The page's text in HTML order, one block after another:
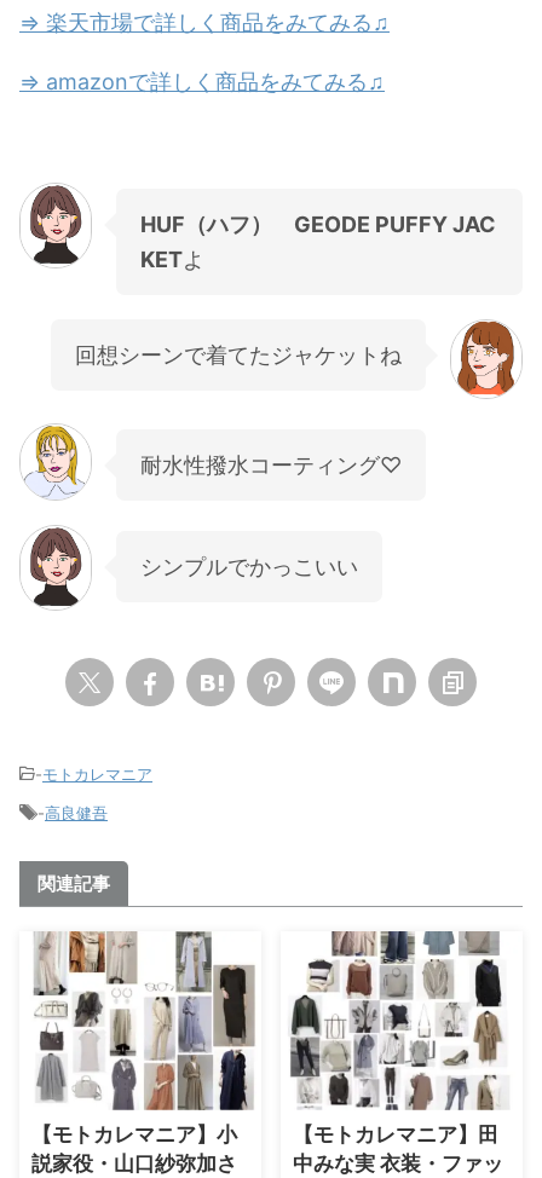
⇒ 楽天市場で詳しく商品をみてみる♫
⇒ amazonで詳しく商品をみてみる♫
HUF（ハフ） GEODE PUFFY JAC
KETよ
回想シーンで着てたジャケットね
耐水性撥水コーティング♡
シンプルでかっこいい
-モトカレマニア
-高良健吾
関連記事
【モトカレマニア】小
説家役・山口紗弥加さ
【モトカレマニア】田
中みな実 衣装・ファッ